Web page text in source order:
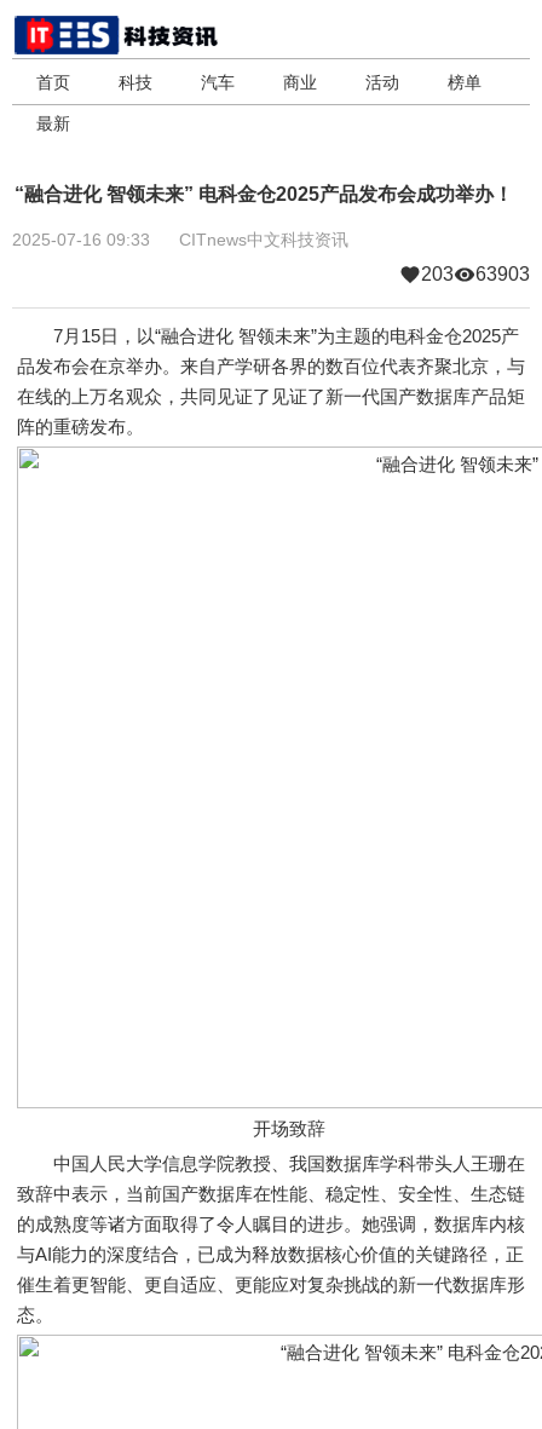
首页 科技 汽车 商业 活动 榜单
最新
“融合进化 智领未来” 电科金仓2025产品发布会成功举办！
2025-07-16 09:33 CITnews中文科技资讯
203 63903
7月15日，以“融合进化 智领未来”为主题的电科金仓2025产
品发布会在京举办。来自产学研各界的数百位代表齐聚北京，与
在线的上万名观众，共同见证了见证了新一代国产数据库产品矩
阵的重磅发布。
开场致辞
中国人民大学信息学院教授、我国数据库学科带头人王珊在
致辞中表示，当前国产数据库在性能、稳定性、安全性、生态链
的成熟度等诸方面取得了令人瞩目的进步。她强调，数据库内核
与AI能力的深度结合，已成为释放数据核心价值的关键路径，正
催生着更智能、更自适应、更能应对复杂挑战的新一代数据库形
态。